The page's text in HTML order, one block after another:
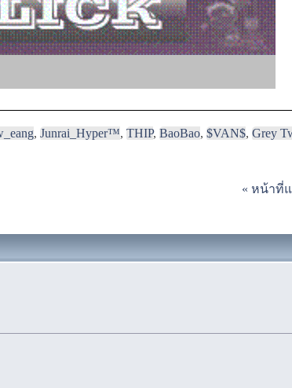
,Junrai_Hyper™,THIP,BaoBao,$VAN$,Grey
« หน้าที่